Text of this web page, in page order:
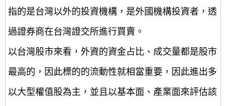
指的是台灣以外的投資機構，是外國機構投資者，透
過證券商在台灣證交所進行買賣。
以台灣股市來看，外資的資金占比、成交量都是股市
最高的，因此標的的流動性就相當重要，因此進出多
以大型權值股為主，並且以基本面、產業面來評估該